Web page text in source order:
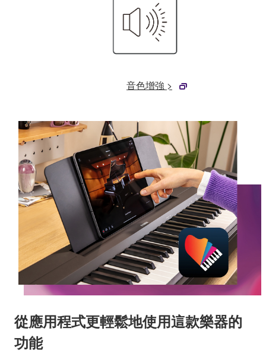
音色增強 >
從應用程式更輕鬆地使用這款樂器的
功能